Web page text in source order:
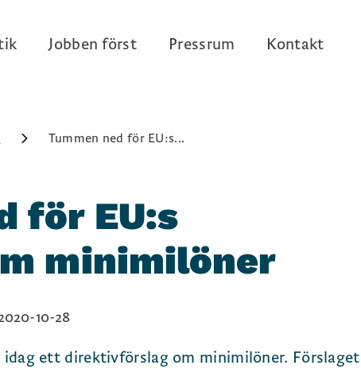
Jobben först Pressrum Kontakt
Tummen ned för EU:s...
för EU:s
minimilöner
10-28
idag ett direktivförslag om minimilöner. Förslaget